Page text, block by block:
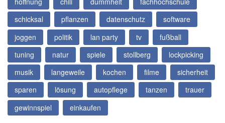
schicksal
pflanzen datenschutz
software
joggen
politik lan party tv
fußball
tuning
natur spiele stollberg
lockpicking
musik
langeweile kochen filme
sicherheit
sparen
lösung autopflege tanzen
trauer
gewinnspiel
einkaufen